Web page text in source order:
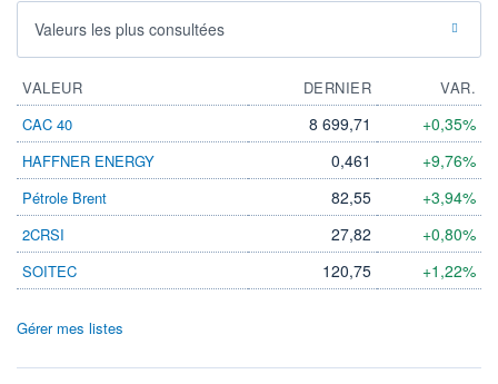
Valeurs les plus consultées
VALEUR DERNIER
VAR.
CAC 40
8 699,71 +0,35%
HAFFNER ENERGY 0,461 +9,76%
Pétrole Brent 82,55 +3,94%
2CRSI 27,82 +0,80%
SOITEC 120,75 +1,22%
Gérer mes listes